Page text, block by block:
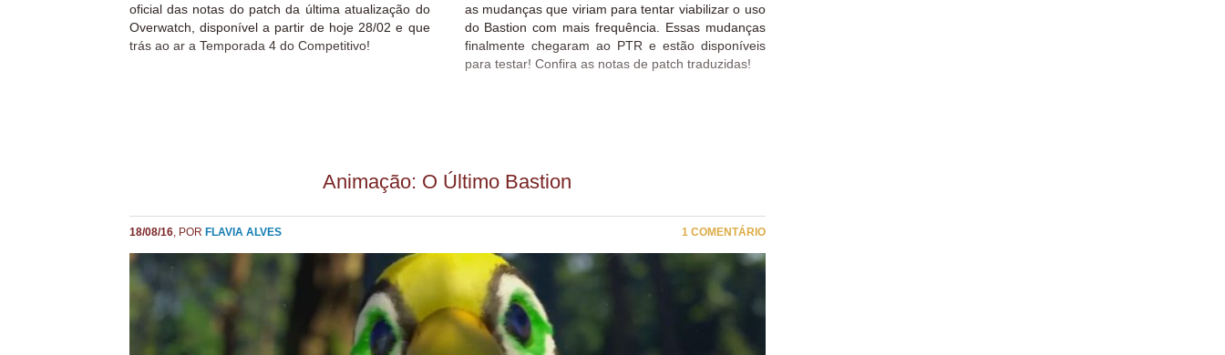
oficial das notas do patch da última atualização do
Overwatch, disponível a partir de hoje 28/02 e que
trás ao ar a Temporada 4 do Competitivo!
as mudanças que viriam para tentar viabilizar o uso
do Bastion com mais frequência. Essas mudanças
finalmente chegaram ao PTR e estão disponíveis
para testar! Confira as notas de patch traduzidas!
Animação: O Último Bastion
18/08/16, POR FLAVIA ALVES 1 COMENTÁRIO